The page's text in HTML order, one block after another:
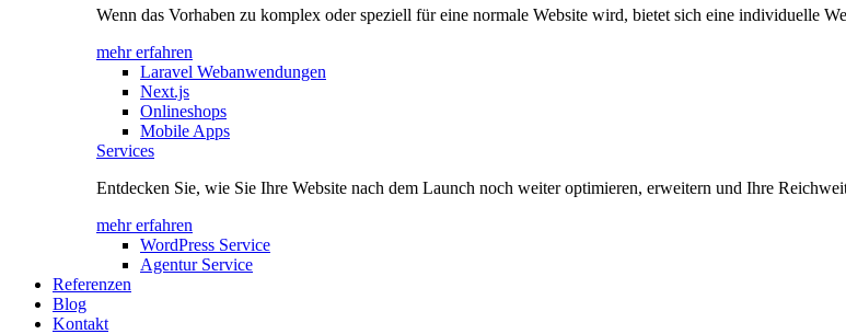
Wenn das Vorhaben zu komplex oder speziell für eine normale Website wird, bietet sich eine individuelle
mehr erfahren
Laravel Webanwendungen
Next.js
Onlineshops
Mobile Apps
Services
Entdecken Sie, wie Sie Ihre Website nach dem Launch noch weiter optimieren, erweitern und Ihre
mehr erfahren
WordPress Service
Agentur Service
Referenzen
Blog
Kontakt